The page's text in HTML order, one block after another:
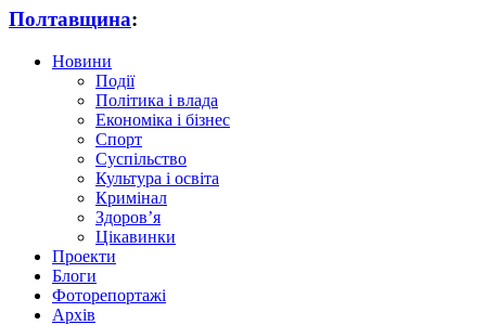
Полтавщина:
Новини
Події
Політика і влада
Економіка і бізнес
Спорт
Суспільство
Культура і освіта
Кримінал
Здоров’я
Цікавинки
Проекти
Блоги
Фоторепортажі
Архів